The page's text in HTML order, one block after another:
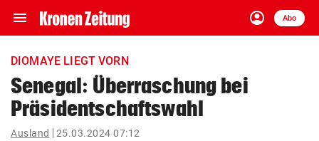
menu Navigation
ein-/ausklappen
account_circle
Anmelden
Abo
close Schließen
Abonnieren
account_circle Anmelden
DIOMAYE LIEGT VORN
Senegal: Überraschung bei
Präsidentschaftswahl
Ausland 25.03.2024 07:12